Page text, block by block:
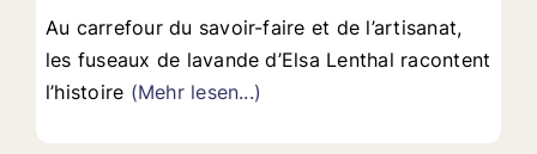
Au carrefour du savoir-faire et de l’artisanat,
les fuseaux de lavande d’Elsa Lenthal racontent
l’histoire (Mehr lesen...)